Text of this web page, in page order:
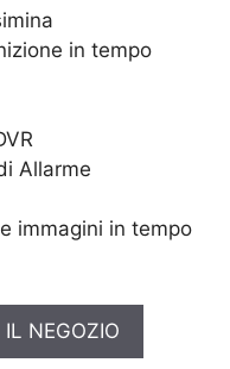
in tempo
Allarme
immagini in tempo
IL NEGOZIO